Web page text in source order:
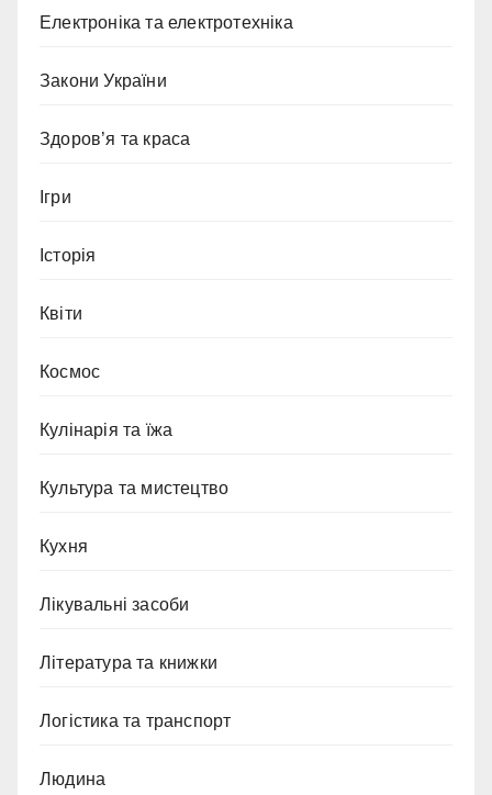
Електроніка та електротехніка
Закони України
Здоров’я та краса
Ігри
Історія
Квіти
Космос
Кулінарія та їжа
Культура та мистецтво
Кухня
Лікувальні засоби
Література та книжки
Логістика та транспорт
Людина